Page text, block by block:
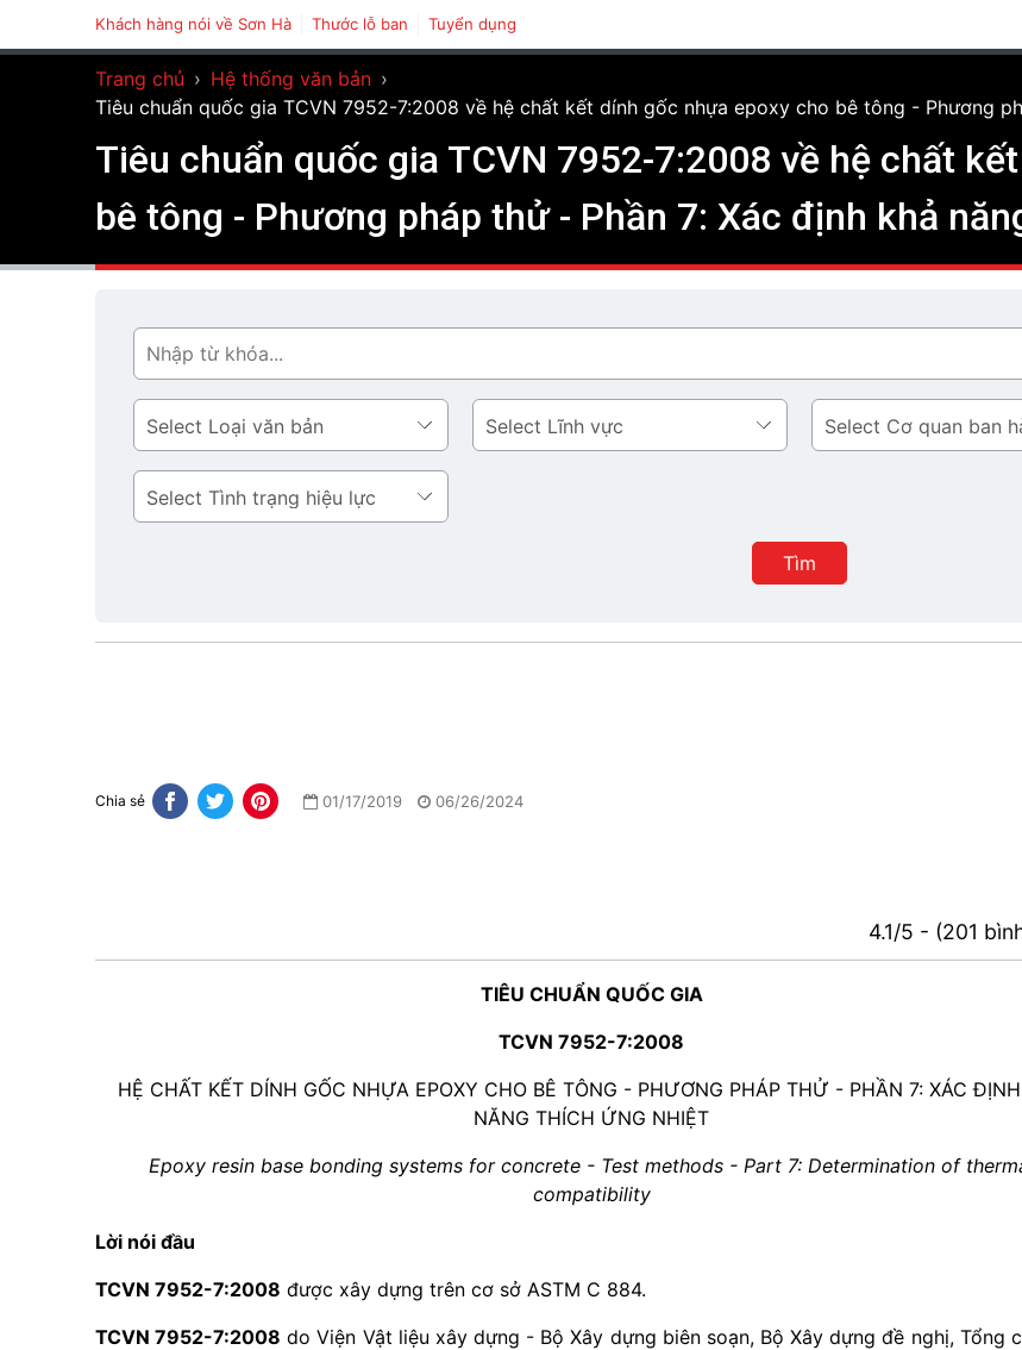
Khách hàng nói về Sơn Hà Thước lỗ ban Tuyển dụng
Trang chủ › Hệ thống văn bản ›
Tiêu chuẩn quốc gia TCVN 7952-7:2008 về hệ chất kết dính gốc nhựa epoxy cho bê tông - Phương
Tiêu chuẩn quốc gia TCVN 7952-7:2008 về hệ chất
bê tông - Phương pháp thử - Phần 7: Xác định khả
Tìm
Loại
văn
bản
Lĩnh
vực
Cơ
quan
Tình
trạng
Tìm
Chia sẻ 01/17/2019 06/26/2024
4.1/5 - (201
TIÊU CHUẨN QUỐC GIA
TCVN 7952-7:2008
HỆ CHẤT KẾT DÍNH GỐC NHỰA EPOXY CHO BÊ TÔNG - PHƯƠNG PHÁP THỬ - PHẦN 7: XÁC
NĂNG THÍCH ỨNG NHIỆT
Epoxy resin base bonding systems for concrete - Test methods - Part 7: Determination of
compatibility
Lời nói đầu
TCVN 7952-7:2008 được xây dựng trên cơ sở ASTM C 884.
TCVN 7952-7:2008 do Viện Vật liệu xây dựng - Bộ Xây dựng biên soạn, Bộ Xây dựng đề nghị, Tổng